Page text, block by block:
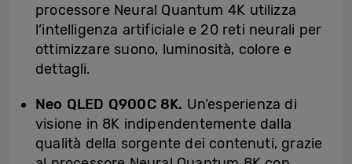
processore Neural Quantum 4K utilizza
l’intelligenza artificiale e 20 reti neurali per
ottimizzare suono, luminosità, colore e
dettagli.
Neo QLED Q900C 8K. Un’esperienza di
visione in 8K indipendentemente dalla
qualità della sorgente dei contenuti, grazie